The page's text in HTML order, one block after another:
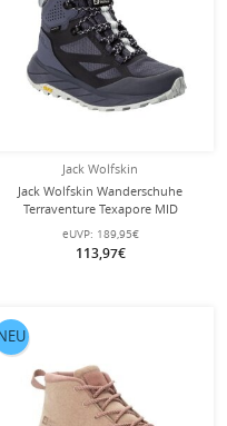
Jack Wolfskin
Jack Wolfskin Wanderschuhe
Terraventure Texapore MID
(wasserdicht, atmungsaktiv)
grau/blau Damen
eUVP: 189,95€
113,97€